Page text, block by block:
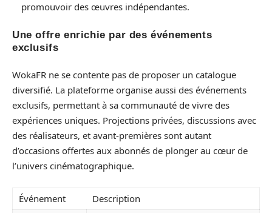
promouvoir des œuvres indépendantes.
Une offre enrichie par des événements
exclusifs
WokaFR ne se contente pas de proposer un catalogue
diversifié. La plateforme organise aussi des événements
exclusifs, permettant à sa communauté de vivre des
expériences uniques. Projections privées, discussions avec
des réalisateurs, et avant-premières sont autant
d’occasions offertes aux abonnés de plonger au cœur de
l’univers cinématographique.
Événement
Description